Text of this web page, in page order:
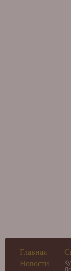
Главная
Новости